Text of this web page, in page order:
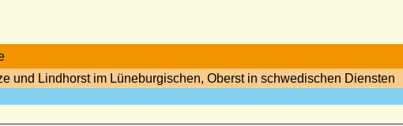
und Lindhorst im Lüneburgischen, Oberst in schwedischen Diensten